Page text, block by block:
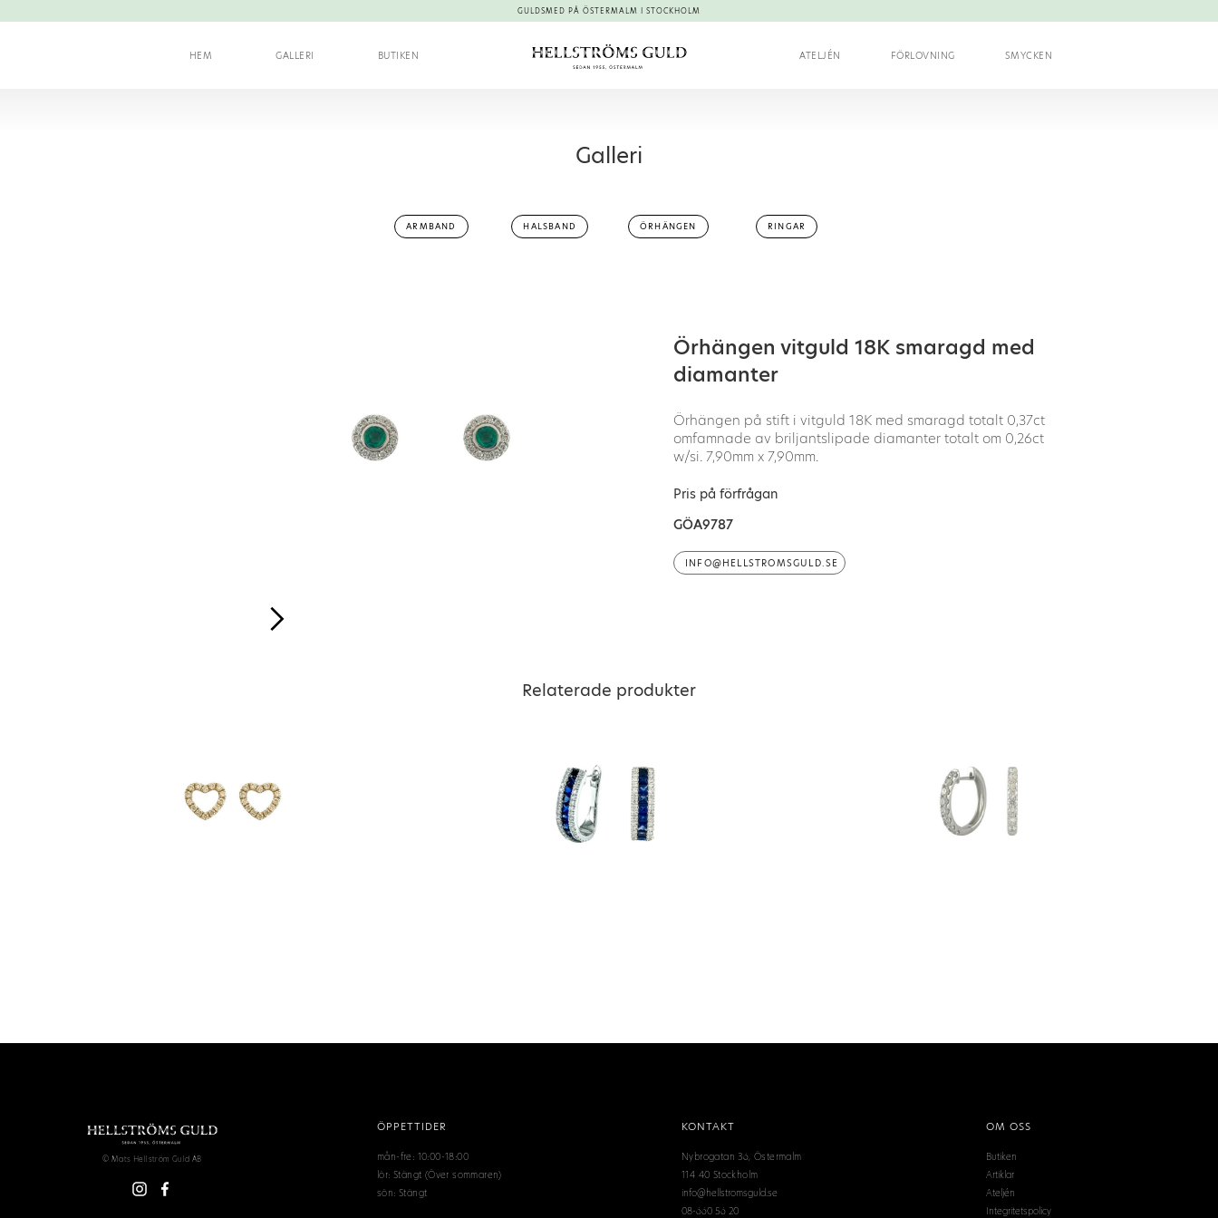
GULDSMED PÅ ÖSTERMALM I STOCKHOLM
HEM GALLERI BUTIKEN ATELJÉN FÖRLOVNING SMYCKEN
Galleri
ARMBAND HALSBAND ÖRHÄNGEN RINGAR
Örhängen vitguld 18K smaragd med
diamanter
Örhängen på stift i vitguld 18K med smaragd totalt 0,37ct
omfamnade av briljantslipade diamanter totalt om 0,26ct
w/si. 7,90mm x 7,90mm.
Pris på förfrågan
GÖA9787
INFO@HELLSTROMSGULD.SE
Relaterade produkter
© Mats Hellström Guld AB
ÖPPETTIDER
mån-fre: 10:00-18:00
lör: Stängt (Över sommaren)
sön: Stängt
KONTAKT
Nybrogatan 36, Östermalm
114 40 Stockholm
info@hellstromsguld.se
08-660 56 20
OM OSS
Butiken
Artiklar
Ateljén
Integritetspolicy